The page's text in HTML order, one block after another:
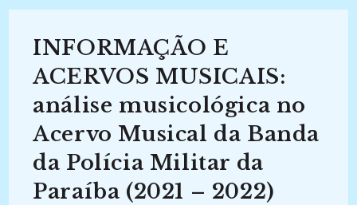
INFORMAÇÃO E
ACERVOS MUSICAIS:
análise musicológica no
Acervo Musical da Banda
da Polícia Militar da
Paraíba (2021 – 2022)